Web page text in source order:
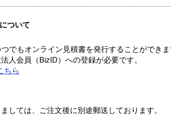
ついて
でもオンライン見積書を発行することができま
人会員（BizID）への登録が必要です。
ちら
しては、ご注文後に別途郵送しております。